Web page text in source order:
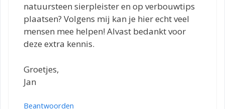
natuursteen sierpleister en op verbouwtips
plaatsen? Volgens mij kan je hier echt veel
mensen mee helpen! Alvast bedankt voor
deze extra kennis.
Groetjes,
Jan
Beantwoorden